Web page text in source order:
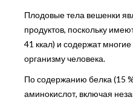
Плодовые тела вешенки
продуктов, поскольку
41 ккал) и содержат
организму человека.
По содержанию белка (15
аминокислот, включая